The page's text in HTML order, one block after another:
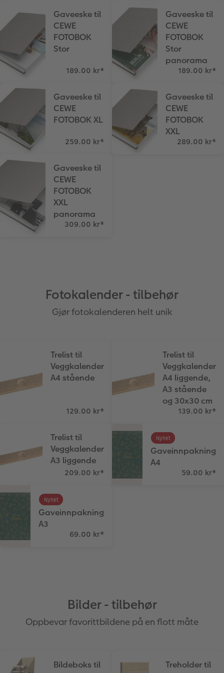
Fotopanel
Velkomstskilt
Nummercollage
Inspirasjon til bryllup
Gaveeske til
CEWE
FOTOBOK
Stor
189.00 kr*
Gaveeske til
CEWE
FOTOBOK
Stor
panorama
189.00 kr*
Gaveeske til
CEWE
FOTOBOK XL
259.00 kr*
Gaveeske til
CEWE
FOTOBOK
XXL
289.00 kr*
Gaveeske til
CEWE
FOTOBOK
XXL
panorama
309.00 kr*
Fotokalender - tilbehør
Gjør fotokalenderen helt unik
Trelist til
Veggkalender
A4 stående
129.00 kr*
Trelist til
Veggkalender
A4 liggende,
A3 stående
og 30x30 cm
139.00 kr*
Trelist til
Veggkalender
A3 liggende
209.00 kr*
Gaveinnpakning
A4
Nyhet
59.00 kr*
Gaveinnpakning
A3
Nyhet
69.00 kr*
Bilder - tilbehør
Oppbevar favorittbildene på en flott måte
Bildeboks til
Treholder til